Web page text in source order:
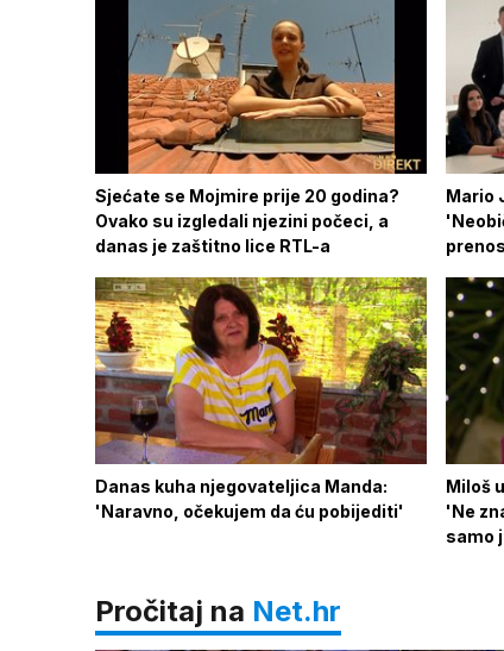
Sjećate se Mojmire prije 20 godina?
Ovako su izgledali njezini počeci, a
danas je zaštitno lice RTL-a
Mario
Danas kuha njegovateljica Manda:
'Naravno, očekujem da ću pobijediti'
Miloš
'Ne
samo
Pročitaj na Net.hr